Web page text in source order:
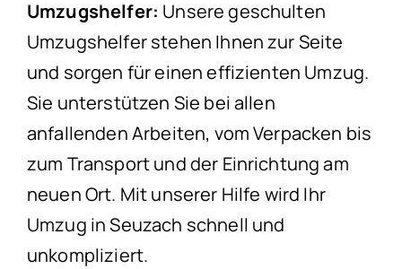
Umzugshelfer: Unsere geschulten
Umzugshelfer stehen Ihnen zur Seite
und sorgen für einen effizienten Umzug.
Sie unterstützen Sie bei allen
anfallenden Arbeiten, vom Verpacken bis
zum Transport und der Einrichtung am
neuen Ort. Mit unserer Hilfe wird Ihr
Umzug in Seuzach schnell und
unkompliziert.